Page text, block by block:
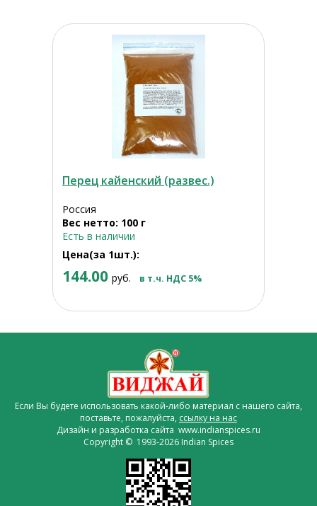
Перец кайенский (развес.)
Россия
Вес нетто: 100 г
Есть в наличии
Цена(за 1шт.):
144.00 руб. в т.ч. НДС 5%
Если Вы будете использовать какой-либо материал с нашего сайта,
поставьте, пожалуйста, ссылку на нас
Дизайн и разработка сайта www.indianspices.ru
Copyright © 1993-2026 Indian Spices